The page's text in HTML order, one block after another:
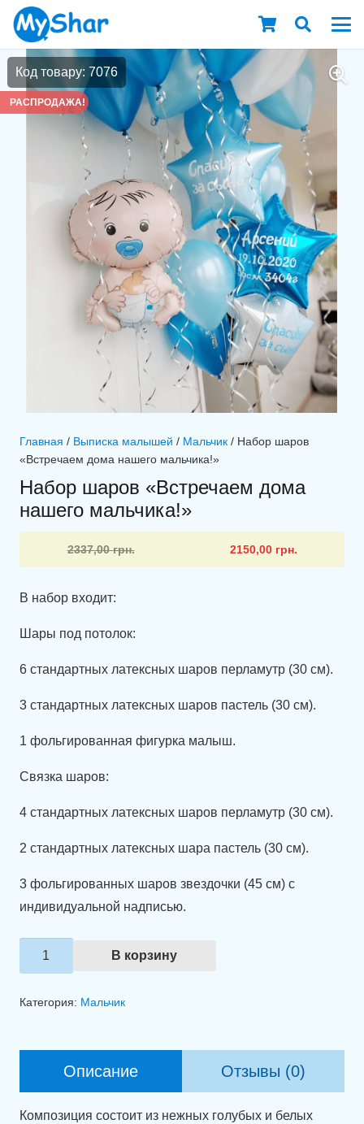
Код товару: 7076
РАСПРОДАЖА!
Главная / Выписка малышей / Мальчик / Набор шаров
«Встречаем дома нашего мальчика!»
Набор шаров «Встречаем дома
нашего мальчика!»
2337,00грн.
Первоначальная
цена
составляла
2150,00 грн.
Текущая
цена:
2150,00 грн..
В набор входит:
Шары под потолок:
6 стандартных латексных шаров перламутр (30 см).
3 стандартных латексных шаров пастель (30 см).
1 фольгированная фигурка малыш.
Связка шаров:
4 стандартных латексных шаров перламутр (30 см).
2 стандартных латексных шара пастель (30 см).
3 фольгированных шаров звездочки (45 см) с
индивидуальной надписью.
Количество
товара
мальчика!"
В корзину
Категория: Мальчик
Описание Отзывы (0)
Композиция состоит из нежных голубых и белых